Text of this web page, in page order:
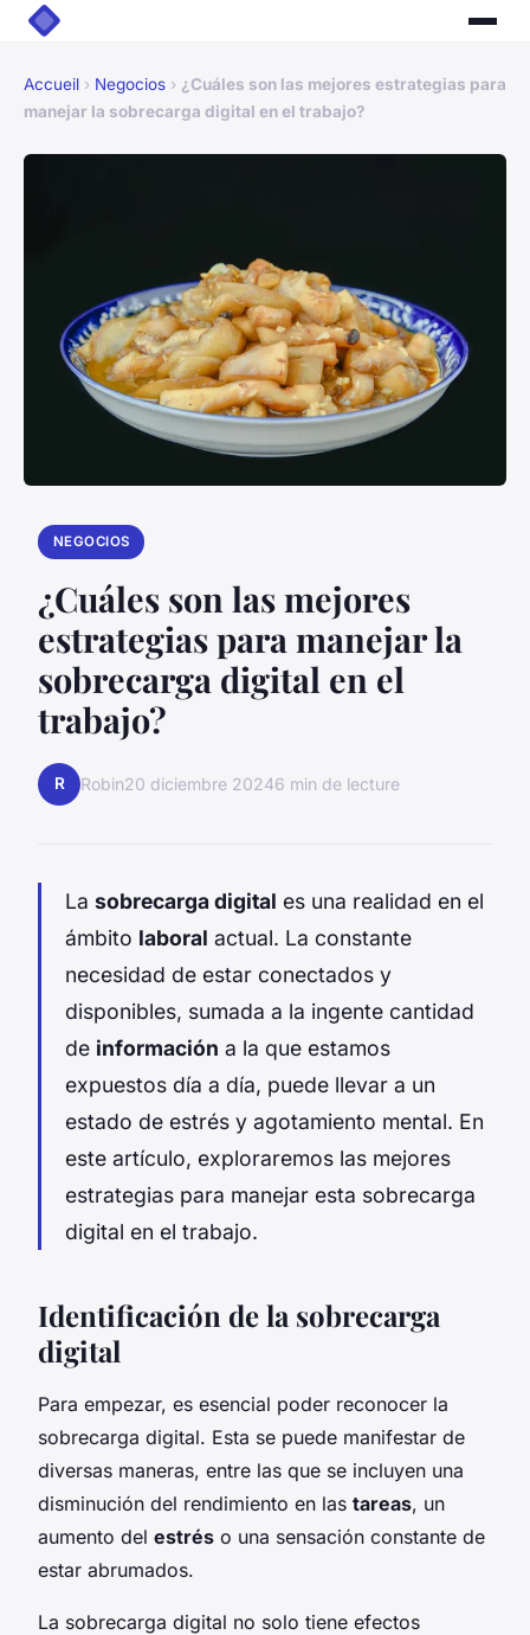
Accueil › Negocios › ¿Cuáles son las mejores estrategias para
manejar la sobrecarga digital en el trabajo?
NEGOCIOS
¿Cuáles son las mejores
estrategias para manejar la
sobrecarga digital en el
trabajo?
R Robin20 diciembre 20246 min de lecture
La sobrecarga digital es una realidad en el
ámbito laboral actual. La constante
necesidad de estar conectados y
disponibles, sumada a la ingente cantidad
de información a la que estamos
expuestos día a día, puede llevar a un
estado de estrés y agotamiento mental. En
este artículo, exploraremos las mejores
estrategias para manejar esta sobrecarga
digital en el trabajo.
Identificación de la sobrecarga
digital
Para empezar, es esencial poder reconocer la
sobrecarga digital. Esta se puede manifestar de
diversas maneras, entre las que se incluyen una
disminución del rendimiento en las tareas, un
aumento del estrés o una sensación constante de
estar abrumados.
La sobrecarga digital no solo tiene efectos